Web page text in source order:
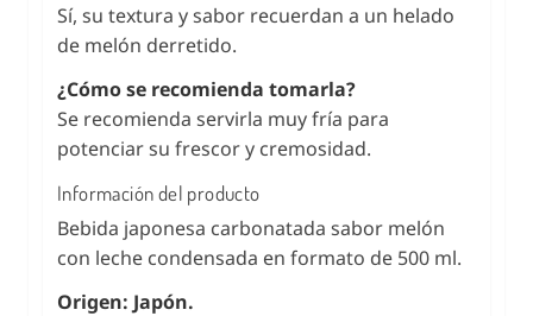
Sí, su textura y sabor recuerdan a un helado
de melón derretido.
¿Cómo se recomienda tomarla?
Se recomienda servirla muy fría para
potenciar su frescor y cremosidad.
Información del producto
Bebida japonesa carbonatada sabor melón
con leche condensada en formato de 500 ml.
Origen: Japón.